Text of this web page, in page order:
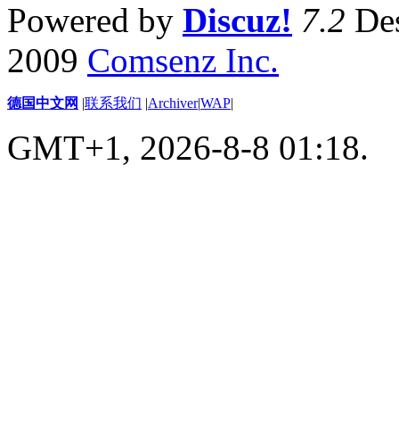
Powered by Discuz! 7.2
2009 Comsenz Inc.
德国中文网 |联系我们 |Archiver|WAP|
GMT+1, 2026-8-8 01:18.